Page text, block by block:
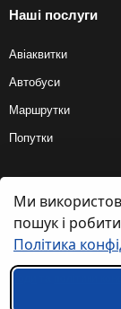
Наші послуги
Авіаквитки
Автобуси
Маршрутки
Попутки
© 2012 — 2026,
права захищені.
самостійно на
будь-які платіжні
вартість квитка
Використання цього
Ми
пошук і
Політика